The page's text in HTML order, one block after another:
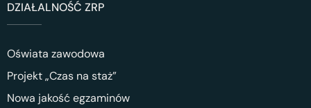
DZIAŁALNOŚĆ ZRP
Oświata zawodowa
Projekt „Czas na staż”
Nowa jakość egzaminów